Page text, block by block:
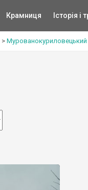
Крамниця Історія і
> Мурованокуриловецький